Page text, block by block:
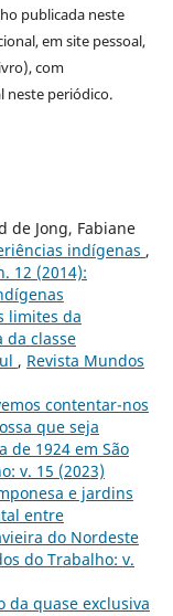
publicada neste
em site pessoal,
com
neste periódico.
de Jong, Fabiane
indígenas ,
12 (2014):
limites da
da classe
, Revista Mundos
contentar-nos
que seja
de 1924 em São
v. 15 (2023)
e jardins
entre
do Nordeste
do Trabalho: v.
da quase exclusiva